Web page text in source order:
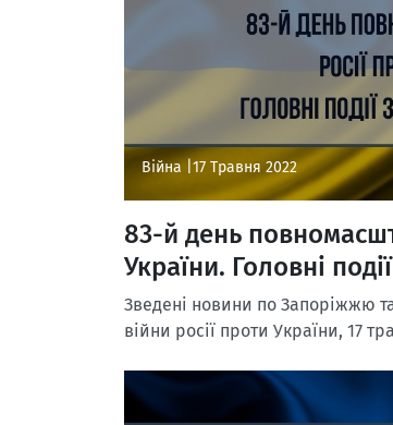
Війна | 17 Травня 2022
83-й день
України. Головні
Зведені новини по Запоріжжю
війни росії проти України, 17